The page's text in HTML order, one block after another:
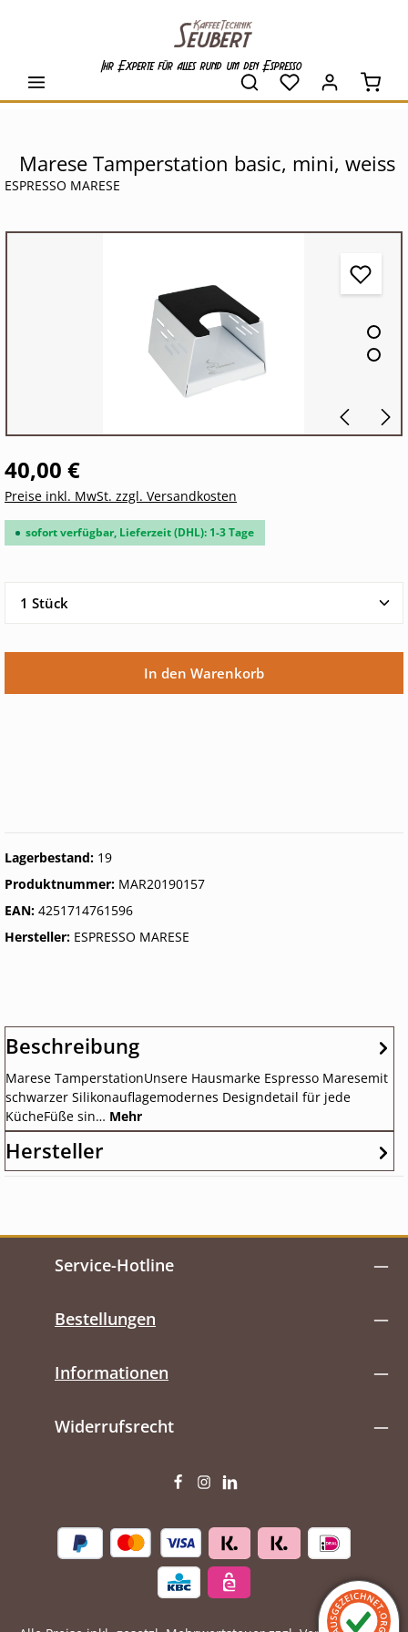
Ihr Experte für alles rund um den Espresso
Marese Tamperstation basic, mini, weiss
ESPRESSO MARESE
40,00 €
Preise inkl. MwSt. zzgl. Versandkosten
sofort verfügbar, Lieferzeit (DHL): 1-3 Tage
Produkt Anzahl: Gib den gewünschten Wert ein
In den Warenkorb
Lagerbestand: 19
Produktnummer: MAR20190157
EAN: 4251714761596
Hersteller: ESPRESSO MARESE
Beschreibung
Marese TamperstationUnsere Hausmarke Espresso Maresemit
schwarzer Silikonauflagemodernes Designdetail für jede
KücheFüße sin… Mehr
Hersteller
Service-Hotline
Bestellungen
Informationen
Widerrufsrecht